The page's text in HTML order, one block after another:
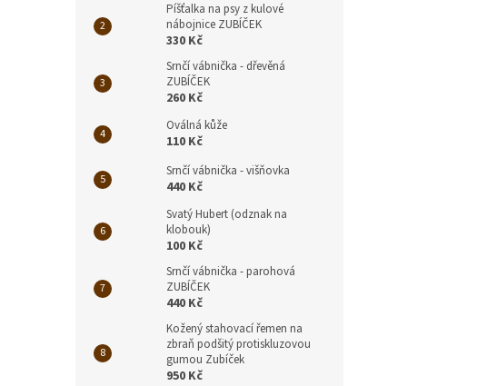
Píšťalka na psy z kulové
nábojnice ZUBÍČEK
330 Kč
Srnčí vábnička - dřevěná
ZUBÍČEK
260 Kč
Oválná kůže
110 Kč
Srnčí vábnička - višňovka
440 Kč
Svatý Hubert (odznak na
klobouk)
100 Kč
Srnčí vábnička - parohová
ZUBÍČEK
440 Kč
Kožený stahovací řemen na
zbraň podšitý protiskluzovou
gumou Zubíček
950 Kč